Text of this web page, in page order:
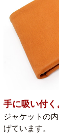
手に吸い付く
ジャケットの
げています。